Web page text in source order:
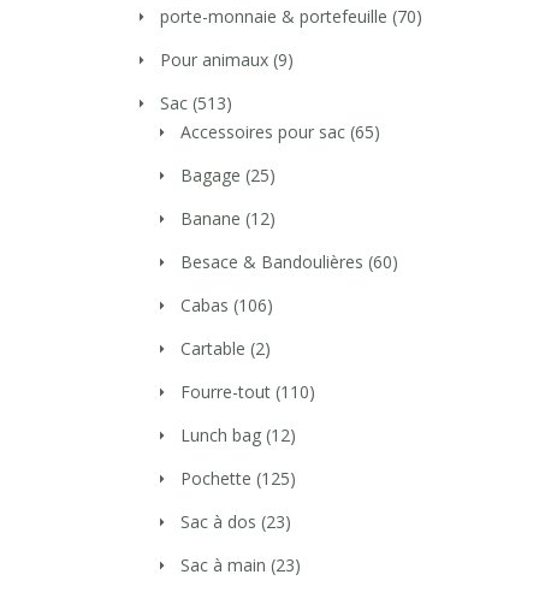
porte-monnaie & portefeuille (70)
Pour animaux (9)
Sac (513)
Accessoires pour sac (65)
Bagage (25)
Banane (12)
Besace & Bandoulières (60)
Cabas (106)
Cartable (2)
Fourre-tout (110)
Lunch bag (12)
Pochette (125)
Sac à dos (23)
Sac à main (23)